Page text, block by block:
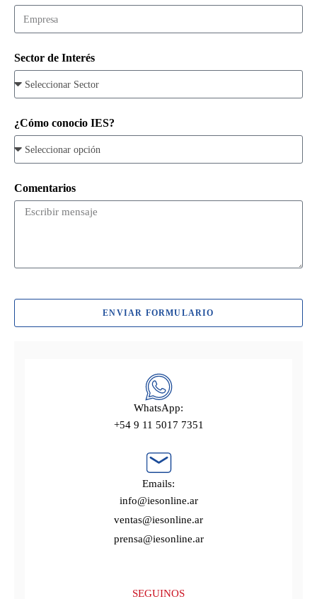
Sector de Interés
¿Cómo conocio IES?
Comentarios
ENVIAR FORMULARIO
WhatsApp:
+54 9 11 5017 7351
Emails:
info@iesonline.ar
ventas@iesonline.ar
prensa@iesonline.ar
SEGUINOS